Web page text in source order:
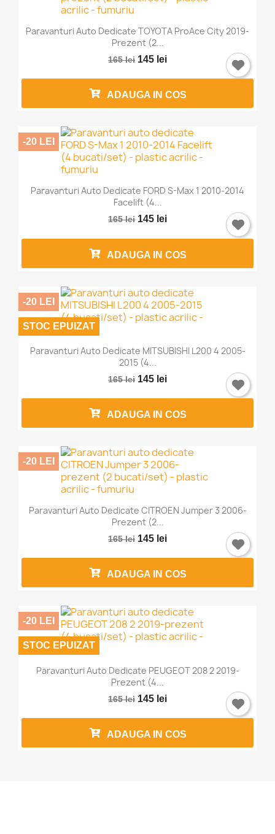
Paravanturi Auto Dedicate TOYOTA ProAce City 2019-
Prezent (2...
165 lei 145 lei
ADAUGA IN COS
Paravanturi Auto Dedicate FORD S-Max 1 2010-2014
Facelift (4...
165 lei 145 lei
-20 LEI
ADAUGA IN COS
Paravanturi Auto Dedicate MITSUBISHI L200 4 2005-
2015 (4...
165 lei 145 lei
-20 LEI
STOC EPUIZAT
ADAUGA IN COS
Paravanturi Auto Dedicate CITROEN Jumper 3 2006-
Prezent (2...
165 lei 145 lei
-20 LEI
ADAUGA IN COS
Paravanturi Auto Dedicate PEUGEOT 208 2 2019-
Prezent (4...
165 lei 145 lei
-20 LEI
STOC EPUIZAT
ADAUGA IN COS